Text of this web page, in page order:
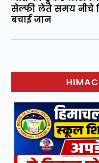
सेल्फी लेते समय नीचे
बचाई जान